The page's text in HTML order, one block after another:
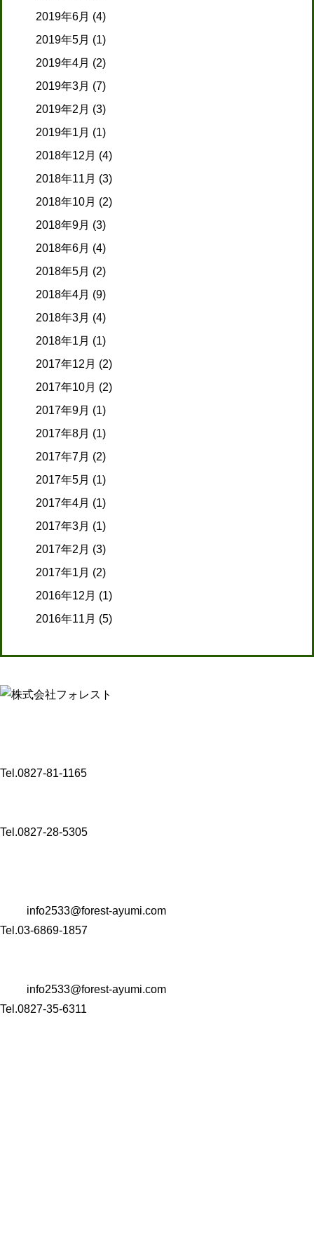
2019年6月 (4)
2019年5月 (1)
2019年4月 (2)
2019年3月 (7)
2019年2月 (3)
2019年1月 (1)
2018年12月 (4)
2018年11月 (3)
2018年10月 (2)
2018年9月 (3)
2018年6月 (4)
2018年5月 (2)
2018年4月 (9)
2018年3月 (4)
2018年1月 (1)
2017年12月 (2)
2017年10月 (2)
2017年9月 (1)
2017年8月 (1)
2017年7月 (2)
2017年5月 (1)
2017年4月 (1)
2017年3月 (1)
2017年2月 (3)
2017年1月 (2)
2016年12月 (1)
2016年11月 (5)
Tel.0827-81-1165
Tel.0827-28-5305
info2533@forest-ayumi.com
Tel.03-6869-1857
info2533@forest-ayumi.com
Tel.0827-35-6311